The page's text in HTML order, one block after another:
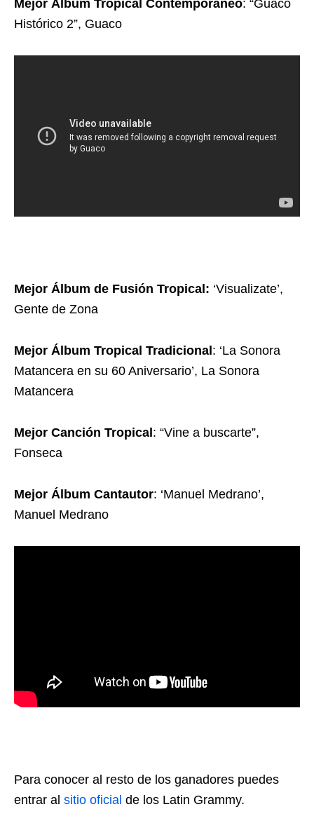
Mejor Álbum Tropical Contemporáneo: “Guaco
Histórico 2”, Guaco
Mejor Álbum de Fusión Tropical: ‘Visualizate’,
Gente de Zona
Mejor Álbum Tropical Tradicional: ‘La Sonora
Matancera en su 60 Aniversario’, La Sonora
Matancera
Mejor Canción Tropical: “Vine a buscarte”,
Fonseca
Mejor Álbum Cantautor: ‘Manuel Medrano’,
Manuel Medrano
Para conocer al resto de los ganadores puedes
entrar al sitio oficial de los Latin Grammy.